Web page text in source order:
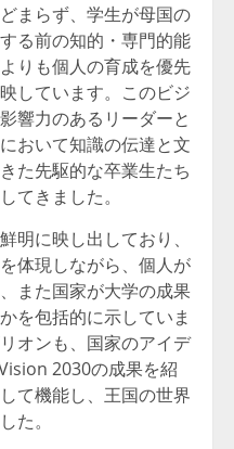
まらず、学生が母国の
る前の知的・専門的能
りも個人の育成を優先
しています。このビジ
響力のあるリーダーと
おいて知識の伝達と文
た先駆的な卒業生たち
てきました。
明に映し出しており、
体現しながら、個人が
また国家が大学の成果
を包括的に示していま
オンも、国家のアイデ
2030の成果を紹
て機能し、王国の世界
た。